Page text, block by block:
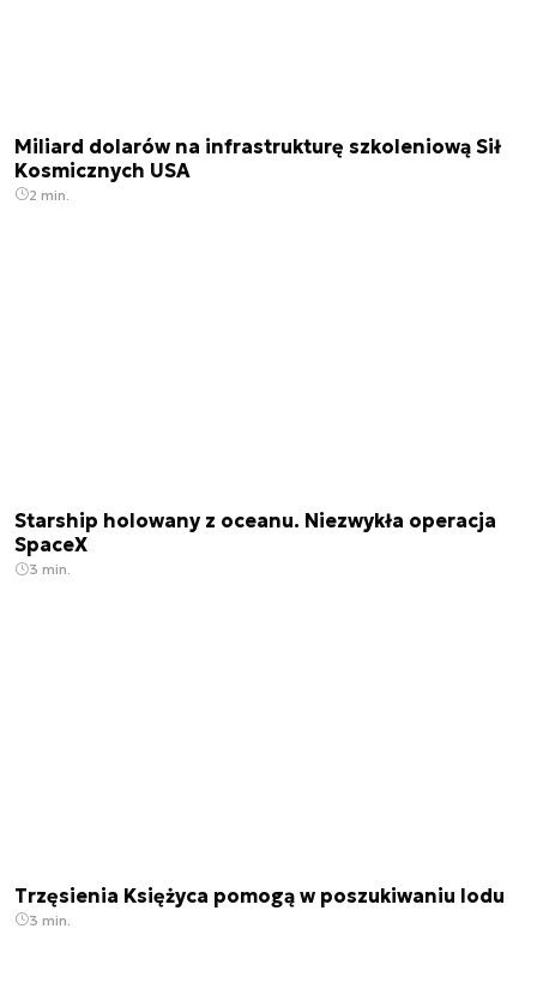
Miliard dolarów na infrastrukturę szkoleniową Sił
Kosmicznych USA
2 min.
Starship holowany z oceanu. Niezwykła operacja
SpaceX
3 min.
Trzęsienia Księżyca pomogą w poszukiwaniu lodu
3 min.